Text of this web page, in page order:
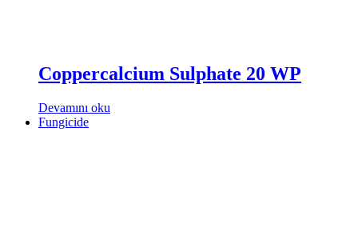
Coppercalcium Sulphate 20 WP
Devamını oku
Fungicide